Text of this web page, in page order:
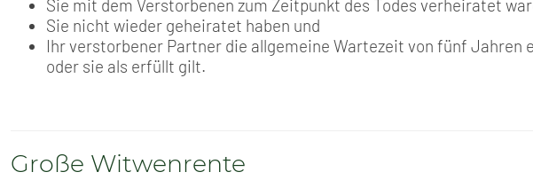
Sie mit dem Verstorbenen zum Zeitpunkt des Todes verheiratet
Sie nicht wieder geheiratet haben und
Ihr verstorbener Partner die allgemeine Wartezeit von fünf
oder sie als erfüllt gilt.
Große Witwenrente